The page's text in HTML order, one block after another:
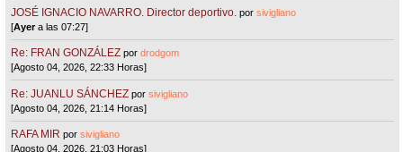
JOSÉ IGNACIO NAVARRO. Director deportivo. porsivigliano
[Ayera las 07:27]
Re: FRAN GONZÁLEZ pordrodgom
[Agosto 04, 2026, 22:33 Horas]
Re: JUANLU SÁNCHEZ porsivigliano
[Agosto 04, 2026, 21:14 Horas]
RAFA MIR porsivigliano
[Agosto 04, 2026, 21:03 Horas]